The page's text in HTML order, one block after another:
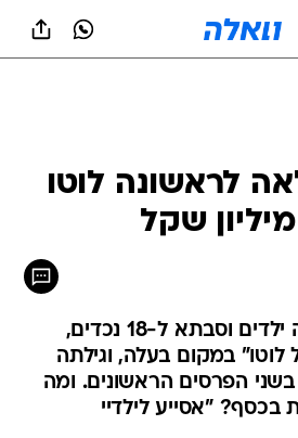
לראשונה לוטו
האישה, אם לשבעה ילדים וסבתא ל-18 נכדים,
במקום בעלה, וגילתה
הפרסים הראשונים. ומה
"אסייע לילדיי